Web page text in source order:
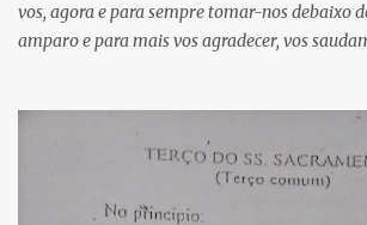
i
o
vos, agora e para sempre tomar-nos debaixo
amparo e para mais vos agradecer, vos
lágrimas. Eia, pois, Advogada nossa, estes
misericordiosos a nós volvei, e depois deste
Jesus. Bendito é o fruto do vosso ventre, ó